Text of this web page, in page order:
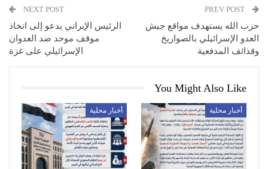
حزب الله يستهدف مواقع جيش
العدو الإسرائيلي بالصواريخ
وقذائف المدفعية
NEXT POST
الرئيس الإيراني يدعو إلى اتخاذ
موقف موحد ضد العدوان
الإسرائيلي على غزة
You Might Also Like
أخبار محلية أخبار محلية